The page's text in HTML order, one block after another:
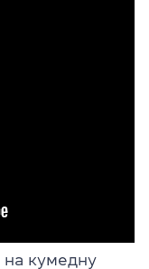
на кумедну